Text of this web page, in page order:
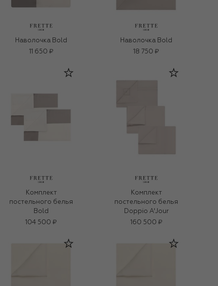
Наволочка Bold
11 650 ₽
Наволочка Bold
18 750 ₽
Комплект
постельного белья
Bold
104 500 ₽
Комплект
постельного белья
Doppio A'Jour
160 500 ₽